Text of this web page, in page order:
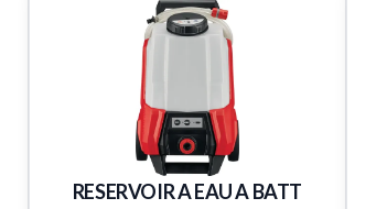
RESERVOIR A EAU A BATT